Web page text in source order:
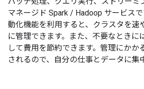
マネージド Spark / Hadoop サービス
動化機能を利用すると、クラスタを速
に管理できます。また、不要なときに
して費用を節約できます。管理にかか
されるので、自分の仕事とデータに集